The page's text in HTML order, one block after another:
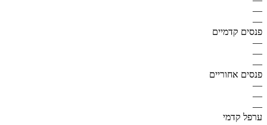
—
—
פנסים קדמיים
—
—
—
פנסים אחוריים
—
—
—
ערפל קדמי